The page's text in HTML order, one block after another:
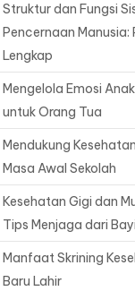
Struktur dan Fungsi
Pencernaan Manusia:
Lengkap
Mengelola Emosi
untuk Orang Tua
Mendukung
Masa Awal Sekolah
Kesehatan Gigi dan
Tips Menjaga dari
Manfaat Skrining
Baru Lahir